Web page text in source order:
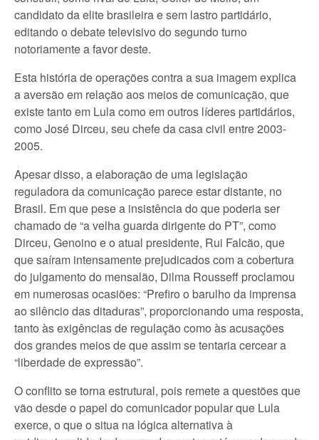
candidato da elite brasileira e sem lastro partidário,
editando o debate televisivo do segundo turno
notoriamente a favor deste.
Esta história de operações contra a sua imagem explica
a aversão em relação aos meios de comunicação, que
existe tanto em Lula como em outros líderes partidários,
como José Dirceu, seu chefe da casa civil entre 2003-
2005.
Apesar disso, a elaboração de uma legislação
reguladora da comunicação parece estar distante, no
Brasil. Em que pese a insistência do que poderia ser
chamado de “a velha guarda dirigente do PT”, como
Dirceu, Genoino e o atual presidente, Rui Falcão, que
que saíram intensamente prejudicados com a cobertura
do julgamento do mensalão, Dilma Rousseff proclamou
em numerosas ocasiões: “Prefiro o barulho da imprensa
ao silêncio das ditaduras”, proporcionando uma resposta,
tanto às exigências de regulação como às acusações
dos grandes meios de que assim se tentaria cercear a
“liberdade de expressão”.
O conflito se torna estrutural, pois remete a questões que
vão desde o papel do comunicador popular que Lula
exerce, o que o situa na lógica alternativa à